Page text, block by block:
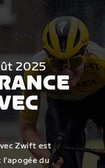
2025
Zwift est
l'apogée du